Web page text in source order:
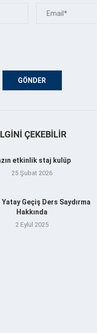
ÇEKEBILIR
etkinlik staj kulüp
25 Şubat 2026
Geçiş Ders Saydırma
Hakkında
2 Eylül 2025